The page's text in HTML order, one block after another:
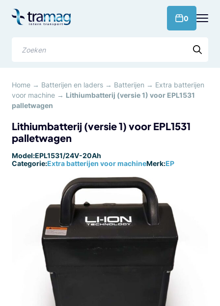
naar
0
Home → Batterijen en laders → Batterijen → Extra batterijen
voor machine → Lithiumbatterij (versie 1) voor EPL1531
palletwagen
Lithiumbatterij (versie 1) voor EPL1531
palletwagen
Model:EPL1531/24V-20Ah
Categorie:Extra batterijen voor machineMerk:EP